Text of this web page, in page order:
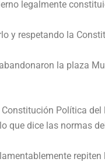
legalmente
respetando la
la plaza
Política
que dice las normas